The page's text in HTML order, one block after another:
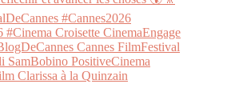
Clarissa à la Quinzain